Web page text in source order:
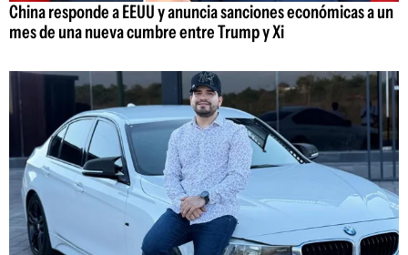
China responde a EEUU y anuncia sanciones económicas a un
mes de una nueva cumbre entre Trump y Xi